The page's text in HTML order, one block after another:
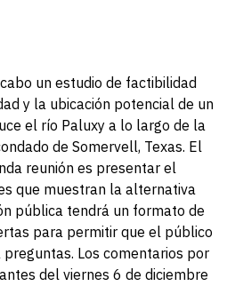
un estudio de factibilidad
y la ubicación potencial de un
el río Paluxy a lo largo de la
de Somervell, Texas. El
reunión es presentar el
que muestran la alternativa
pública tendrá un formato de
para permitir que el público
preguntas. Los comentarios por
del viernes 6 de diciembre